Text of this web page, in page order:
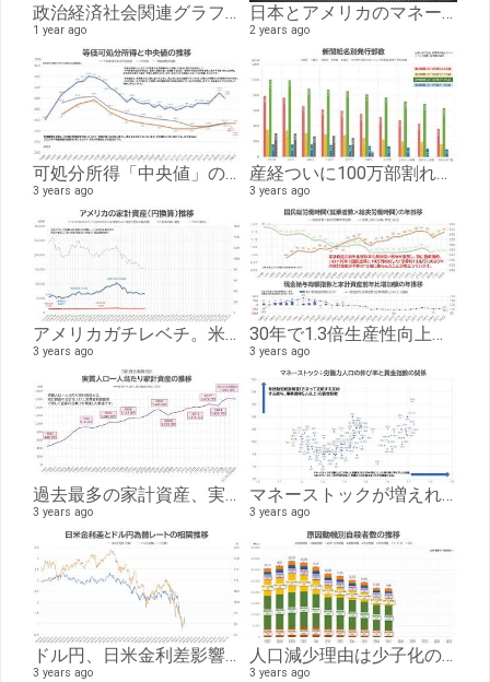
政治経済社会関連グラフ集2025①人口・犯罪・事故統計編
1 year ago
日本とアメリカのマネーストック推移(1985-2024)
2 years ago
可処分所得「中央値」の年推移、物価調整で平成以降最低水準に。
3 years ago
産経ついに100万部割れ、新聞紙名別発行部数推移
3 years ago
アメリカガチレベチ。米家計資産わずか３年弱で「１京円」増加。FRB金融資産の四半期推移（1997-2023）
3 years ago
30年で1.3倍生産性向上。ただし賃上げしたのは97年までその後は実労働時間と相関。実労働時間と実質GDP、現金給与と家計資産の年推移（1990-2022）
3 years ago
過去最多の家計資産、実質当たりでは２年連続減へ。家計資産の年推移（1981-2023）
3 years ago
マネーストックが増えれば賃金は上がる、ただ平成バブルのようには上がらない。
3 years ago
ドル円、日米金利差影響のみなら150円台が限界。米金融緩和なら円高へ。日米金利差とドル円為替レートの日別推移
3 years ago
人口減少理由は少子化のみならず。国籍離脱者数と国籍喪失者数、月別自殺者数の推移
3 years ago